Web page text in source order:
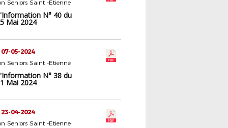
Seniors Saint -Etienne
N° 40 du
Mai 2024
05-2024
Seniors Saint -Etienne
N° 38 du
Mai 2024
04-2024
Seniors Saint -Etienne